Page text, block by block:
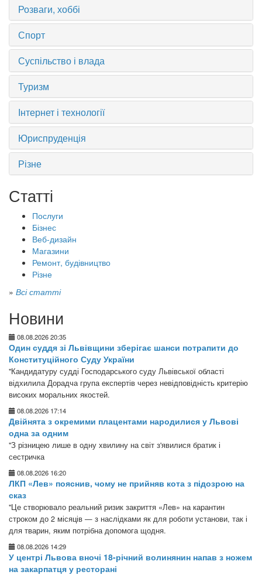
Розваги, хоббі
Спорт
Суспільство і влада
Туризм
Інтернет і технології
Юриспруденція
Різне
Статті
Послуги
Бізнес
Веб-дизайн
Магазини
Ремонт, будівництво
Різне
» Всі статті
Новини
08.08.2026 20:35
Один суддя зі Львівщини зберігає шанси потрапити до
Конституційного Суду України
"Кандидатуру судді Господарського суду Львівської області
відхилила Дорадча група експертів через невідповідність критерію
високих моральних якостей.
08.08.2026 17:14
Двійнята з окремими плацентами народилися у Львові
одна за одним
"З різницею лише в одну хвилину на світ з'явилися братик і
сестричка
08.08.2026 16:20
ЛКП «Лев» пояснив, чому не прийняв кота з підозрою на
сказ
"Це створювало реальний ризик закриття «Лев» на карантин
строком до 2 місяців — з наслідками як для роботи установи, так і
для тварин, яким потрібна допомога щодня.
08.08.2026 14:29
У центрі Львова вночі 18-річний волинянин напав з ножем
на закарпатця у ресторані